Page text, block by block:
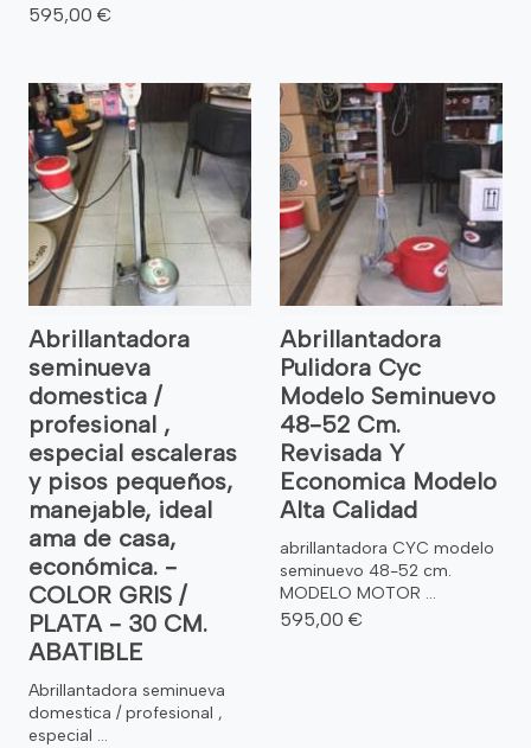
595,00 €
Abrillantadora
seminueva
domestica /
profesional ,
especial escaleras
y pisos pequeños,
manejable, ideal
ama de casa,
económica. -
COLOR GRIS /
PLATA - 30 CM.
ABATIBLE
Abrillantadora seminueva
domestica / profesional ,
especial ...
Abrillantadora
Pulidora Cyc
Modelo Seminuevo
48-52 Cm.
Revisada Y
Economica Modelo
Alta Calidad
abrillantadora CYC modelo
seminuevo 48-52 cm.
MODELO MOTOR ...
595,00 €